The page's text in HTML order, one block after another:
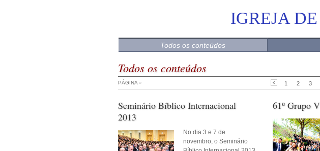
IGREJA
Todos os conteúdos
Todos os conteúdos
PÁGINA » 1 2 3
Seminário Bíblico Internacional
2013
No dia 3 e 7 de
novembro, o Seminário
61º Grupo